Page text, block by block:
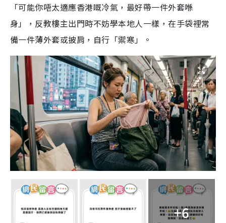
「可能你唔太適應香港嘅冷氣，最好帶一件外套喺
身」，反教樓主出門時不妨學本地人一樣，在手袋裡常
備一件薄外套或披肩，自行「禦寒」。
+6